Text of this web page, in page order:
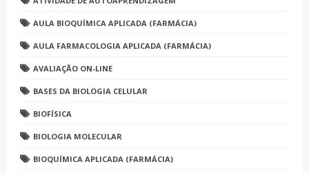
AULA BIOQUÍMICA APLICADA (FARMÁCIA)
AULA FARMACOLOGIA APLICADA (FARMÁCIA)
AVALIAÇÃO ON-LINE
BASES DA BIOLOGIA CELULAR
BIOFÍSICA
BIOLOGIA MOLECULAR
BIOQUÍMICA APLICADA (FARMÁCIA)